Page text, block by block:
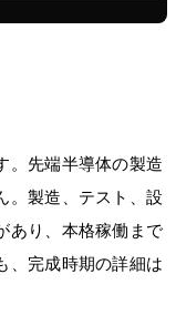
。先端半導体の製造
。製造、テスト、設
あり、本格稼働まで
、完成時期の詳細は